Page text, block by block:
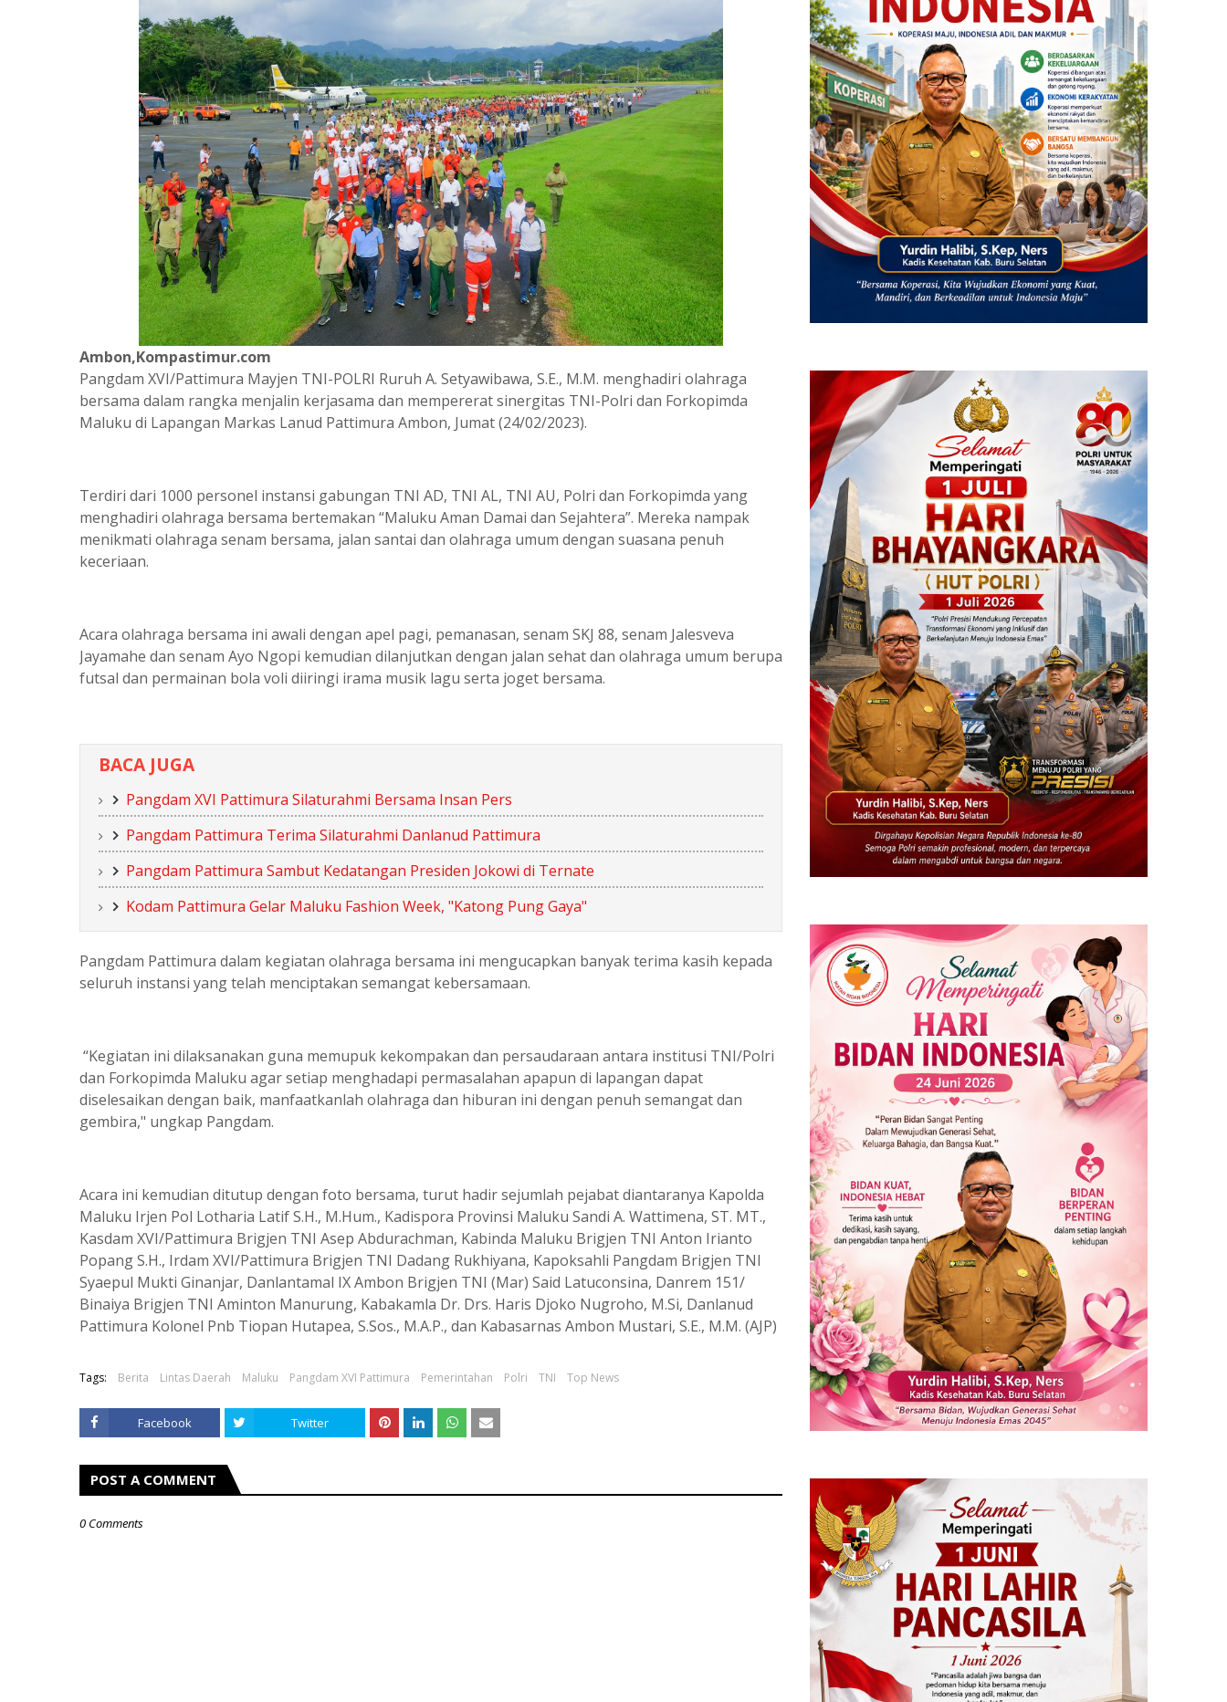
Ambon,Kompastimur.com
Pangdam XVI/Pattimura Mayjen TNI-POLRI Ruruh A. Setyawibawa, S.E., M.M. menghadiri olahraga
bersama dalam rangka menjalin kerjasama dan mempererat sinergitas TNI-Polri dan Forkopimda
Maluku di Lapangan Markas Lanud Pattimura Ambon, Jumat (24/02/2023).
Terdiri dari 1000 personel instansi gabungan TNI AD, TNI AL, TNI AU, Polri dan Forkopimda yang
menghadiri olahraga bersama bertemakan “Maluku Aman Damai dan Sejahtera”. Mereka nampak
menikmati olahraga senam bersama, jalan santai dan olahraga umum dengan suasana penuh
keceriaan.
Acara olahraga bersama ini awali dengan apel pagi, pemanasan, senam SKJ 88, senam Jalesveva
Jayamahe dan senam Ayo Ngopi kemudian dilanjutkan dengan jalan sehat dan olahraga umum berupa
futsal dan permainan bola voli diiringi irama musik lagu serta joget bersama.
BACA JUGA
Pangdam XVI Pattimura Silaturahmi Bersama Insan Pers
Pangdam Pattimura Terima Silaturahmi Danlanud Pattimura
Pangdam Pattimura Sambut Kedatangan Presiden Jokowi di Ternate
Kodam Pattimura Gelar Maluku Fashion Week, "Katong Pung Gaya"
Pangdam Pattimura dalam kegiatan olahraga bersama ini mengucapkan banyak terima kasih kepada
seluruh instansi yang telah menciptakan semangat kebersamaan.
“Kegiatan ini dilaksanakan guna memupuk kekompakan dan persaudaraan antara institusi TNI/Polri
dan Forkopimda Maluku agar setiap menghadapi permasalahan apapun di lapangan dapat
diselesaikan dengan baik, manfaatkanlah olahraga dan hiburan ini dengan penuh semangat dan
gembira," ungkap Pangdam.
Acara ini kemudian ditutup dengan foto bersama, turut hadir sejumlah pejabat diantaranya Kapolda
Maluku Irjen Pol Lotharia Latif S.H., M.Hum., Kadispora Provinsi Maluku Sandi A. Wattimena, ST. MT.,
Kasdam XVI/Pattimura Brigjen TNI Asep Abdurachman, Kabinda Maluku Brigjen TNI Anton Irianto
Popang S.H., Irdam XVI/Pattimura Brigjen TNI Dadang Rukhiyana, Kapoksahli Pangdam Brigjen TNI
Syaepul Mukti Ginanjar, Danlantamal IX Ambon Brigjen TNI (Mar) Said Latuconsina, Danrem 151/
Binaiya Brigjen TNI Aminton Manurung, Kabakamla Dr. Drs. Haris Djoko Nugroho, M.Si, Danlanud
Pattimura Kolonel Pnb Tiopan Hutapea, S.Sos., M.A.P., dan Kabasarnas Ambon Mustari, S.E., M.M. (AJP)
Tags: Berita Lintas Daerah Maluku Pangdam XVI Pattimura Pemerintahan Polri TNI Top News
Facebook Twitter
POST A COMMENT
0 Comments